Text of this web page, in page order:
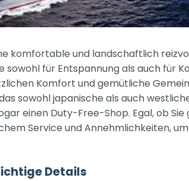
komfortable und landschaftlich
sowohl für Entspannung als auch für
Komfort und gemütliche
sowohl japanische als auch
einen Duty-Free-Shop. Egal, ob
Service und Annehmlichkeiten,
Details